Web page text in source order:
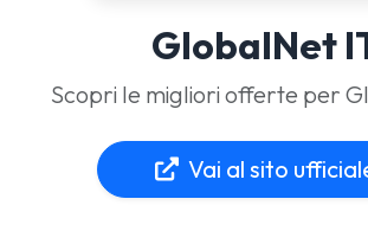
GlobalNet
Scopri le migliori offerte per
Vai al sito